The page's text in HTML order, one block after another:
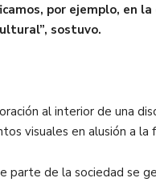
por ejemplo, en
sostuvo.
al interior de una
visuales en alusión a la
de la sociedad se